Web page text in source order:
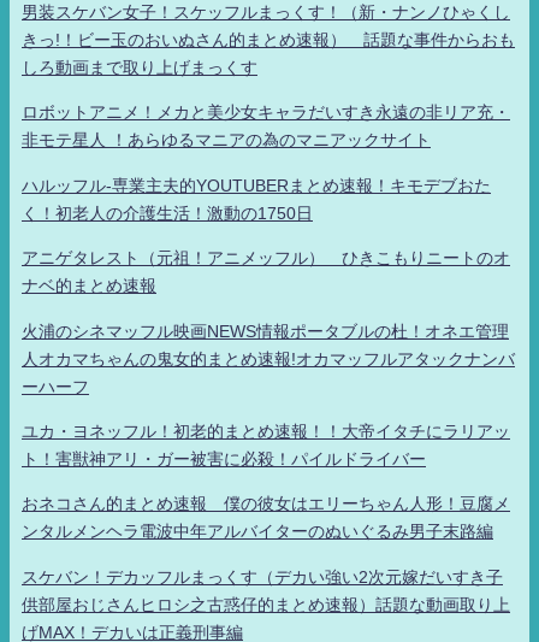
男装スケバン女子！スケッフルまっくす！（新・ナンノひゃくし
きっ!！ビー玉のおいぬさん的まとめ速報） 話題な事件からおも
しろ動画まで取り上げまっくす
ロボットアニメ！メカと美少女キャラだいすき永遠の非リア充・
非モテ星人 ！あらゆるマニアの為のマニアックサイト
ハルッフル-専業主夫的YOUTUBERまとめ速報！キモデブおた
く！初老人の介護生活！激動の1750日
アニゲタレスト（元祖！アニメッフル） ひきこもりニートのオ
ナベ的まとめ速報
火浦のシネマッフル映画NEWS情報ポータブルの杜！オネエ管理
人オカマちゃんの鬼女的まとめ速報!オカマッフルアタックナンバ
ーハーフ
ユカ・ヨネッフル！初老的まとめ速報！！大帝イタチにラリアッ
ト！害獣神アリ・ガー被害に必殺！パイルドライバー
おネコさん的まとめ速報 僕の彼女はエリーちゃん人形！豆腐メ
ンタルメンヘラ電波中年アルバイターのぬいぐるみ男子末路編
スケバン！デカッフルまっくす（デカい強い2次元嫁だいすき子
供部屋おじさんヒロシ之古惑仔的まとめ速報）話題な動画取り上
げMAX！デカいは正義刑事編